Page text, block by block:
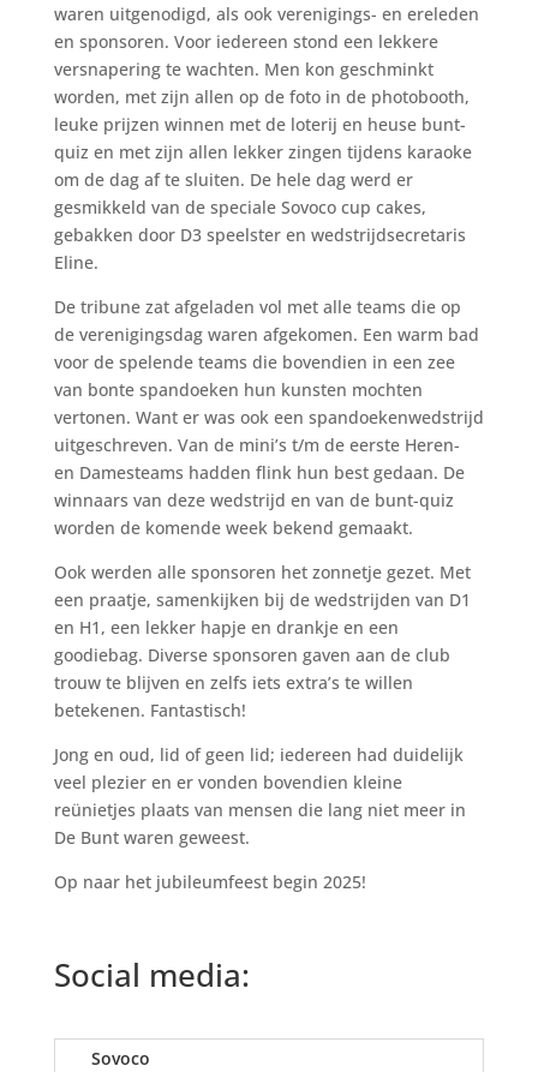
waren uitgenodigd, als ook verenigings- en ereleden
en sponsoren. Voor iedereen stond een lekkere
versnapering te wachten. Men kon geschminkt
worden, met zijn allen op de foto in de photobooth,
leuke prijzen winnen met de loterij en heuse bunt-
quiz en met zijn allen lekker zingen tijdens karaoke
om de dag af te sluiten. De hele dag werd er
gesmikkeld van de speciale Sovoco cup cakes,
gebakken door D3 speelster en wedstrijdsecretaris
Eline.
De tribune zat afgeladen vol met alle teams die op
de verenigingsdag waren afgekomen. Een warm bad
voor de spelende teams die bovendien in een zee
van bonte spandoeken hun kunsten mochten
vertonen. Want er was ook een spandoekenwedstrijd
uitgeschreven. Van de mini’s t/m de eerste Heren-
en Damesteams hadden flink hun best gedaan. De
winnaars van deze wedstrijd en van de bunt-quiz
worden de komende week bekend gemaakt.
Ook werden alle sponsoren het zonnetje gezet. Met
een praatje, samenkijken bij de wedstrijden van D1
en H1, een lekker hapje en drankje en een
goodiebag. Diverse sponsoren gaven aan de club
trouw te blijven en zelfs iets extra’s te willen
betekenen. Fantastisch!
Jong en oud, lid of geen lid; iedereen had duidelijk
veel plezier en er vonden bovendien kleine
reünietjes plaats van mensen die lang niet meer in
De Bunt waren geweest.
Op naar het jubileumfeest begin 2025!
Social media:
Sovoco